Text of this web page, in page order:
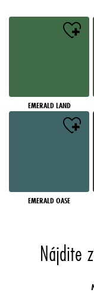
EMERALD LAND
EMERALD OASE
Nájdite